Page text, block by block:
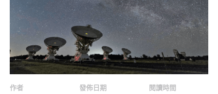
作者
發佈日期
閱讀時間